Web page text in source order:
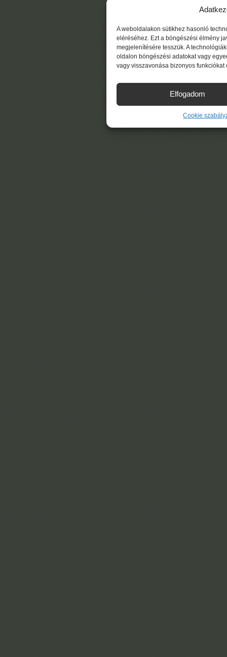
A weboldalakon sütikhez hasonló
eléréséhez. Ezt a böngészési élmény
megjelenítésére tesszük. A
oldalon böngészési adatokat vagy
vagy visszavonása bizonyos
Elfogadom
Cookie